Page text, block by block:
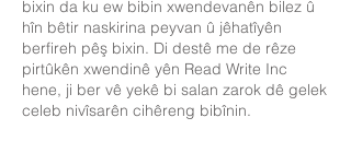
bixin da ku ew bibin xwendevanên bilez û
hîn bêtir naskirina peyvan û jêhatîyên
berfireh pêş bixin. Di destê me de rêze
pirtûkên xwendinê yên Read Write Inc
hene, ji ber vê yekê bi salan zarok dê gelek
celeb nivîsarên cihêreng bibînin.